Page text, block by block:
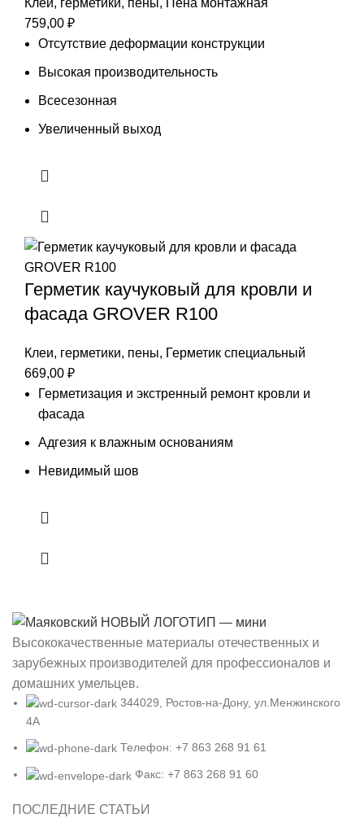
759,00 ₽
Отсутствие деформации конструкции
Высокая производительность
Всесезонная
Увеличенный выход
Герметик каучуковый для кровли и
фасада GROVER R100
Клеи, герметики, пены, Герметик специальный
669,00 ₽
Герметизация и экстренный ремонт кровли и
фасада
Адгезия к влажным основаниям
Невидимый шов
Высококачественные материалы отечественных и
зарубежных производителей для профессионалов и
домашних умельцев.
344029, Ростов-на-Дону, ул.Менжинского
4А
Телефон: +7 863 268 91 61
Факс: +7 863 268 91 60
ПОСЛЕДНИЕ СТАТЬИ